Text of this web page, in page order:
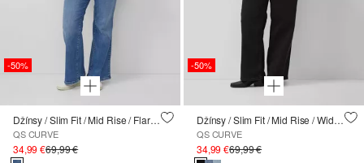
-50%
Džínsy / Slim Fit / Mid Rise / Flared Leg
QS CURVE
34,99 €69,99 €
-50%
Džínsy / Slim Fit / Mid Rise / Wide Leg
QS CURVE
34,99 €69,99 €